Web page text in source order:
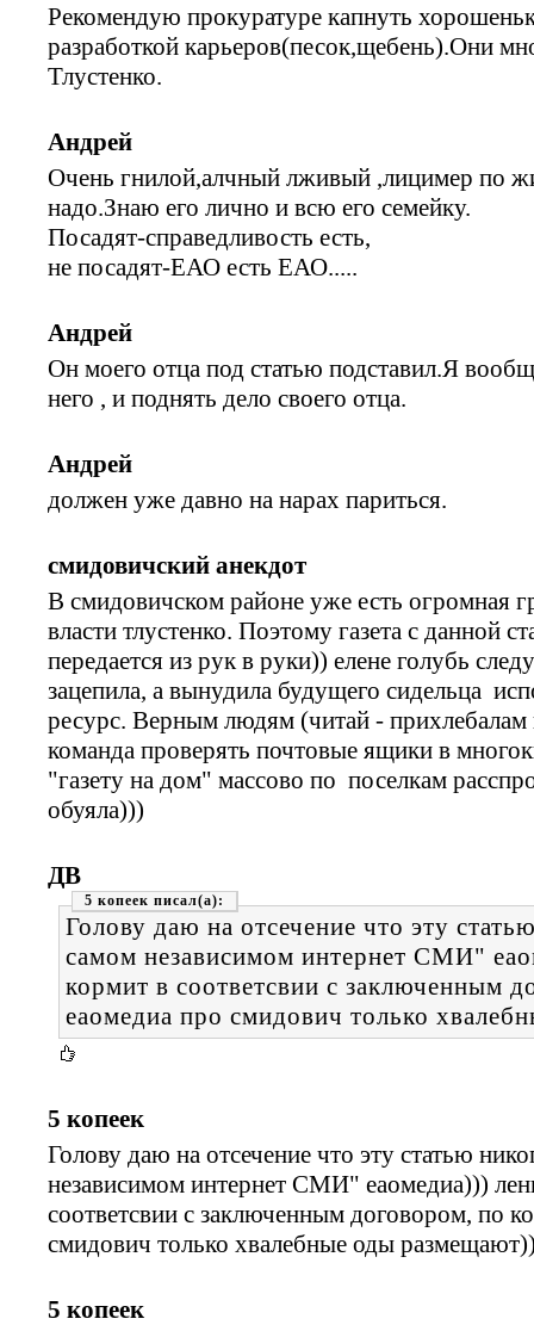
Рекомендую прокуратуре капнуть
разработкой карьеров(песок,щебень).Они
Тлустенко.
Андрей
Очень гнилой,алчный лживый ,лицимер по
надо.Знаю его лично и всю его семейку.
Посадят-справедливость есть,
не посадят-ЕАО есть ЕАО.....
Андрей
Он моего отца под статью подставил.Я
него , и поднять дело своего отца.
Андрей
должен уже давно на нарах париться.
смидовичский анекдот
В смидовичском районе уже есть огромная
власти тлустенко. Поэтому газета с данной
передается из рук в руки)) елене голубь
зацепила, а вынудила будущего сидельца
ресурс. Верным людям (читай -
команда проверять почтовые ящики в
"газету на дом" массово по поселкам
обуяла)))
ДВ
5 копеек
Голову даю на отсечение что эту
самом независимом интернет СМИ"
кормит в соответсвии с заключенным
еаомедиа про смидович только
5 копеек
Голову даю на отсечение что эту статью
независимом интернет СМИ" еаомедиа)))
соответсвии с заключенным договором, по
смидович только хвалебные оды
5 копеек